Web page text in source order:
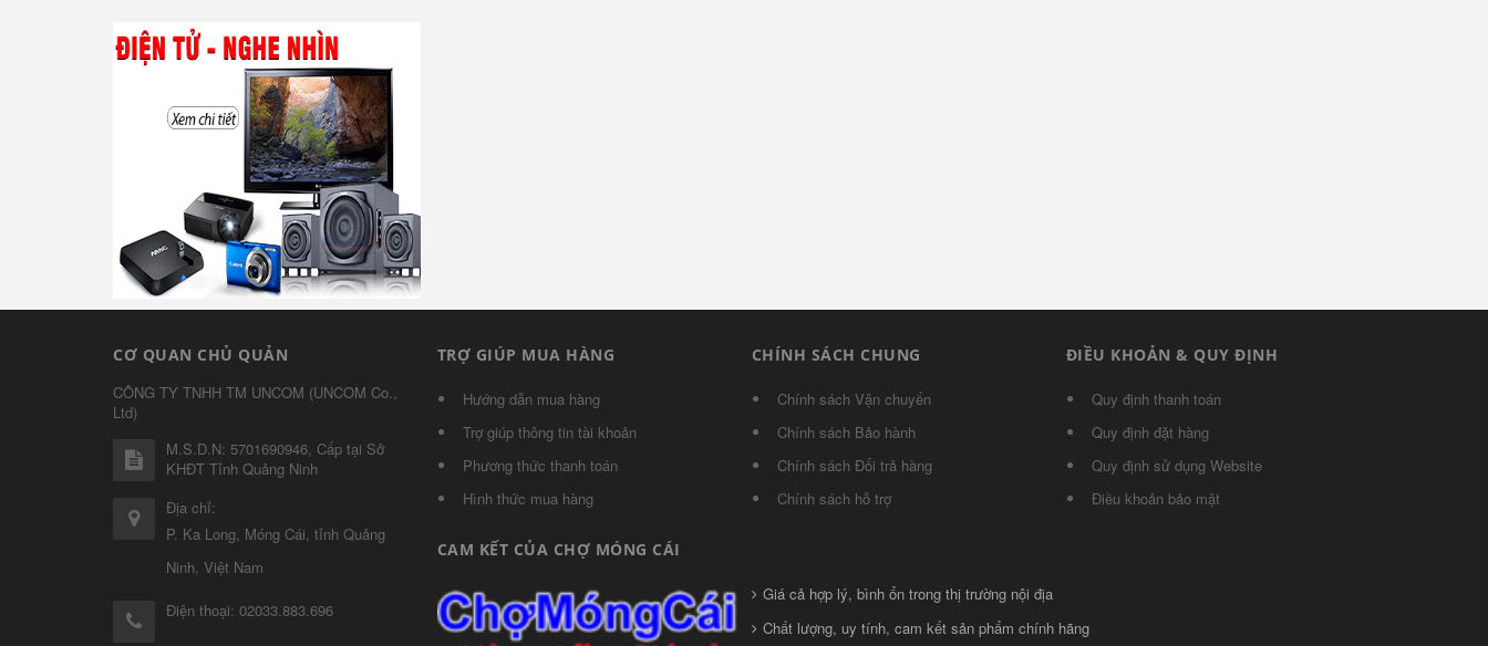
CƠ QUAN CHỦ QUẢN
CÔNG TY TNHH TM UNCOM (UNCOM Co.,
Ltd)
M.S.D.N: 5701690946, Cấp tại Sở
KHĐT Tỉnh Quảng Ninh
Địa chỉ:
P. Ka Long, Móng Cái, tỉnh Quảng
Ninh, Việt Nam
Điện thoại: 02033.883.696
TRỢ GIÚP MUA HÀNG
Hướng dẫn mua hàng
Trợ giúp thông tin tài khoản
Phương thức thanh toán
Hình thức mua hàng
CHÍNH SÁCH CHUNG
Chính sách Vận chuyển
Chính sách Bảo hành
Chính sách Đổi trả hàng
Chính sách hỗ trợ
ĐIỀU KHOẢN & QUY ĐỊNH
Quy định thanh toán
Quy định đặt hàng
Quy định sử dụng Website
Điều khoản bảo mật
CAM KẾT CỦA CHỢ MÓNG CÁI
Giá cả hợp lý, bình ổn trong thị trường nội địa
Chất lượng, uy tính, cam kết sản phẩm chính hãng